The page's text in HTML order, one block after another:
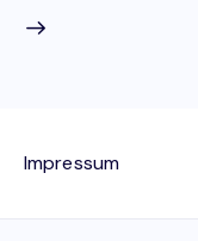
Impressum